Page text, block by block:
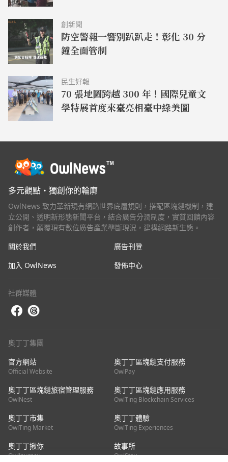
創新聞
防空警報一響別趴趴走！彰化 30 分
鐘全面管制
民生好報
70 張地圖跨越 300 年！國際兒童文
學特展首度來臺亮相臺中綠美圖
多元觀點・獨創你的輪廓
OwlNews 致力革新現有網路世界底層規則，搭配區塊鏈機制，建
立公開、透明新形態新聞平台，結合廣告分潤制度，實質回饋內容
創作者，顛覆現有數位廣告產業壟斷現況，建構網路新生態。
關於我們
廣告刊登
加入 OwlNews
發佈中心
社群媒體
奧丁丁集團
官方網站
Official Website
奧丁丁區塊鏈支付服務
OwlPay
奧丁丁區塊鏈旅宿管理服務
OwlNest
奧丁丁區塊鏈應用服務
OwlTing Blockchain Services
奧丁丁市集
OwlTing Market
奧丁丁體驗
OwlTing Experiences
奧丁丁揪你
OwlJourney
故事所
OwlStay